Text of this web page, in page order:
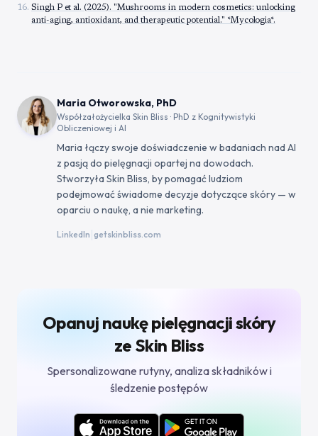
Singh P et al. (2025). "Mushrooms in modern cosmetics: unlocking
anti-aging, antioxidant, and therapeutic potential." *Mycologia*.
Maria Otworowska, PhD
Współzałożycielka Skin Bliss · PhD z Kognitywistyki
Obliczeniowej i AI
Maria łączy swoje doświadczenie w badaniach nad AI
z pasją do pielęgnacji opartej na dowodach.
Stworzyła Skin Bliss, by pomagać ludziom
podejmować świadome decyzje dotyczące skóry — w
oparciu o naukę, a nie marketing.
LinkedIn getskinbliss.com
Opanuj naukę pielęgnacji skóry
ze Skin Bliss
Spersonalizowane rutyny, analiza składników i
śledzenie postępów